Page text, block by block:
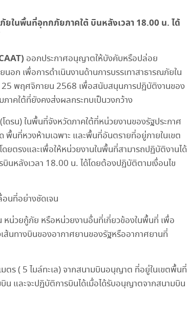
ยในพื้นที่อุทกภัยภาคใต้ บินหลังเวลา 18.00 น. ได้
ออกประกาศอนุญาตให้บังคับหรือปล่อย
อก เพื่อการดำเนินงานด้านการบรรเทาสาธารณภัยใน
พฤศจิกายน 2568 เพื่อสนับสนุนการปฏิบัติงานของ
ภาคใต้ที่ยังคงส่งผลกระทบเป็นวงกว้าง
รน) ในพื้นที่จังหวัดภาคใต้ที่หน่วยงานของรัฐประกาศ
พื้นที่หวงห้ามเฉพาะ และพื้นที่อันตรายที่อยู่ภายในเขต
ตรงและเพื่อให้หน่วยงานในพื้นที่สามารถปฏิบัติงานได้
นหลังเวลา 18.00 น. ได้โดยต้องปฏิบัติตามเงื่อนไข
นที่อย่างชัดเจน
น่วยกู้ภัย หรือหน่วยงานอื่นที่เกี่ยวข้องในพื้นที่ เพื่อ
ส้นทางบินของอากาศยานของรัฐหรืออากาศยานที่
ตร ( 5 ไมล์ทะเล) จากสนามบินอนุญาต ที่อยู่ในเขตพื้นที่
และจะปฏิบัติการบินได้เมื่อได้รับอนุญาตจากสนามบิน